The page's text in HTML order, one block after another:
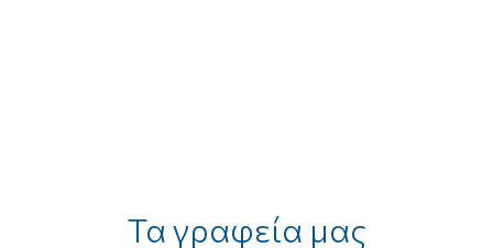
Τα γραφεία μας